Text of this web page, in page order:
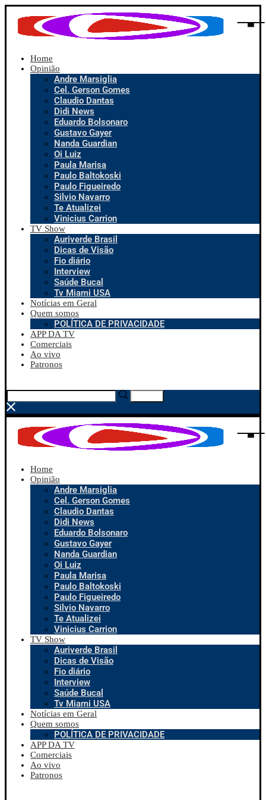
Home
Opinião
Andre Marsiglia
Cel. Gerson Gomes
Claudio Dantas
Didi News
Eduardo Bolsonaro
Gustavo Gayer
Nanda Guardian
Oi Luiz
Paula Marisa
Paulo Baltokoski
Paulo Figueiredo
Silvio Navarro
Te Atualizei
Vinicius Carrion
TV Show
Auriverde Brasil
Dicas de Visão
Fio diário
Interview
Saúde Bucal
Tv Miami USA
Notícias em Geral
Quem somos
POLÍTICA DE PRIVACIDADE
APP DA TV
Comerciais
Ao vivo
Patronos
Home
Opinião
Andre Marsiglia
Cel. Gerson Gomes
Claudio Dantas
Didi News
Eduardo Bolsonaro
Gustavo Gayer
Nanda Guardian
Oi Luiz
Paula Marisa
Paulo Baltokoski
Paulo Figueiredo
Silvio Navarro
Te Atualizei
Vinicius Carrion
TV Show
Auriverde Brasil
Dicas de Visão
Fio diário
Interview
Saúde Bucal
Tv Miami USA
Notícias em Geral
Quem somos
POLÍTICA DE PRIVACIDADE
APP DA TV
Comerciais
Ao vivo
Patronos